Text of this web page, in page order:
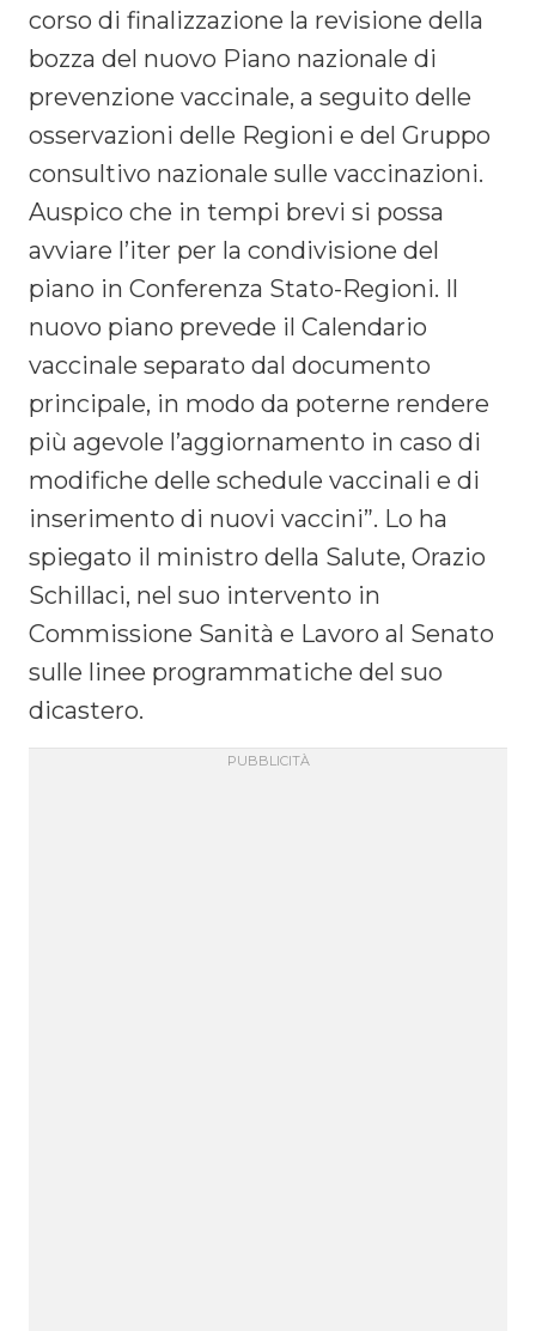
corso di finalizzazione la revisione della
bozza del nuovo Piano nazionale di
prevenzione vaccinale, a seguito delle
osservazioni delle Regioni e del Gruppo
consultivo nazionale sulle vaccinazioni.
Auspico che in tempi brevi si possa
avviare l’iter per la condivisione del
piano in Conferenza Stato-Regioni. Il
nuovo piano prevede il Calendario
vaccinale separato dal documento
principale, in modo da poterne rendere
più agevole l’aggiornamento in caso di
modifiche delle schedule vaccinali e di
inserimento di nuovi vaccini”. Lo ha
spiegato il ministro della Salute, Orazio
Schillaci, nel suo intervento in
Commissione Sanità e Lavoro al Senato
sulle linee programmatiche del suo
dicastero.